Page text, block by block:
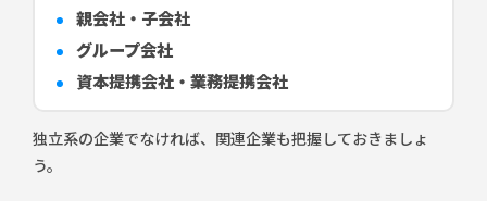
親会社・子会社
グループ会社
資本提携会社・業務提携会社
独立系の企業でなければ、関連企業も把握しておきましょ
う。